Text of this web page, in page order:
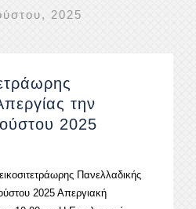
2025
την
2025
Πανελλαδικής
2025 Απεργιακή